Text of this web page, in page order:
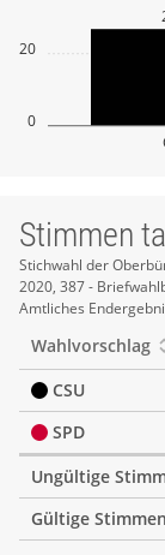
0
20
Stimmen
Stimmen
Stichwahl der
2020, 387 -
Amtliches
Wahlvorschlag
CSU
SPD
Ungültige
Gültige Stimmen